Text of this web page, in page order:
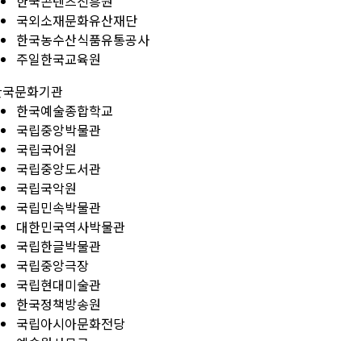
국외소재문화유산재단
한국농수산식품유통공사
주일한국교육원
문화기관
한국예술종합학교
국립중앙박물관
국립국어원
국립중앙도서관
국립국악원
국립민속박물관
대한민국역사박물관
국립한글박물관
국립중앙극장
국립현대미술관
한국정책방송원
국립아시아문화전당